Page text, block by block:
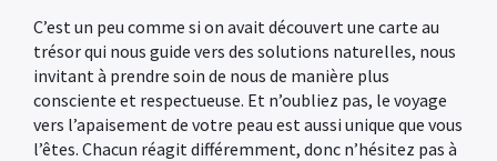
C’est un peu comme si on avait découvert une carte au
trésor qui nous guide vers des solutions naturelles, nous
invitant à prendre soin de nous de manière plus
consciente et respectueuse. Et n’oubliez pas, le voyage
vers l’apaisement de votre peau est aussi unique que vous
l’êtes. Chacun réagit différemment, donc n’hésitez pas à